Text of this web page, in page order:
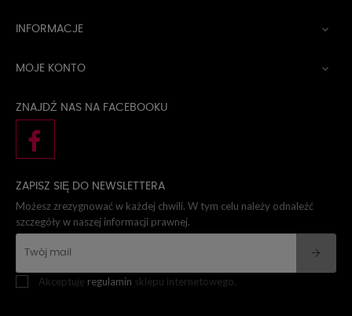
INFORMACJE 
MOJE KONTO 
ZNAJDŹ NAS NA FACEBOOKU
ZAPISZ SIĘ DO NEWSLETTERA
Możesz zrezygnować w każdej chwili. W tym celu należy odnaleźć
szczegóły w naszej informacji prawnej.
Akceptuję regulamin sklepu internetowego.